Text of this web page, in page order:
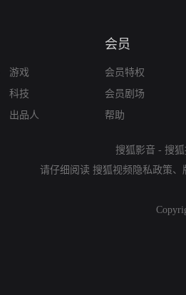
游戏
科技
出品人
会员
会员特权
会员剧场
帮助
搜狐影音 - 搜
请仔细阅读 搜狐视频隐私政策、